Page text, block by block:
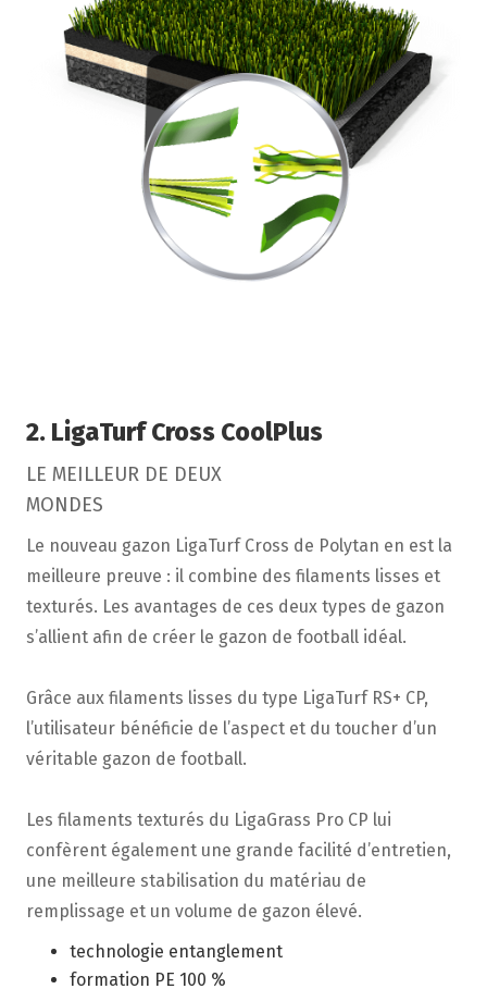
2. LigaTurf Cross CoolPlus
LE MEILLEUR DE DEUX
MONDES
Le nouveau gazon LigaTurf Cross de Polytan en est la
meilleure preuve : il combine des filaments lisses et
texturés. Les avantages de ces deux types de gazon
s’allient afin de créer le gazon de football idéal.
Grâce aux filaments lisses du type LigaTurf RS+ CP,
l’utilisateur bénéficie de l’aspect et du toucher d’un
véritable gazon de football.
Les filaments texturés du LigaGrass Pro CP lui
confèrent également une grande facilité d’entretien,
une meilleure stabilisation du matériau de
remplissage et un volume de gazon élevé.
technologie entanglement
formation PE 100 %